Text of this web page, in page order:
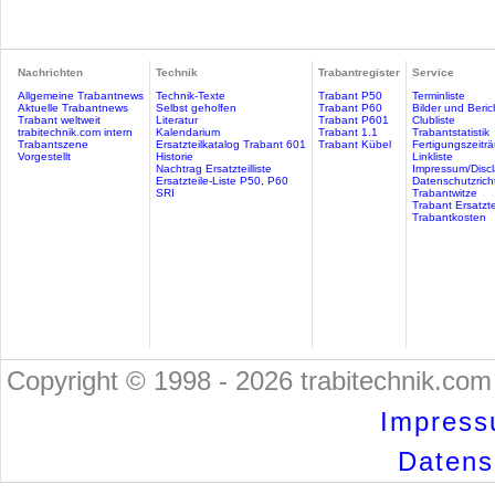
Nachrichten
Allgemeine Trabantnews
Aktuelle Trabantnews
Trabant weltweit
trabitechnik.com intern
Trabantszene
Vorgestellt
Technik
Technik-Texte
Selbst geholfen
Literatur
Kalendarium
Ersatzteilkatalog Trabant 601
Historie
Nachtrag Ersatzteilliste
Ersatzteile-Liste P50, P60
SRI
Trabantregister
Trabant P50
Trabant P60
Trabant P601
Trabant 1.1
Trabant Kübel
Service
Terminliste
Bilder und
Clubliste
Trabantstatistik
Linkliste
Impressum/
Trabantwitze
Trabant
Trabantkosten
Copyright © 1998 - 2026